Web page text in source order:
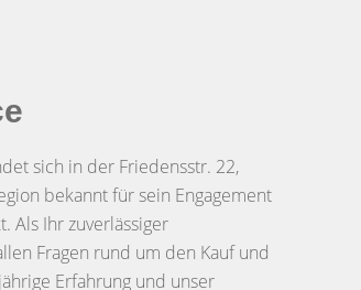
sich in der Friedensstr. 22,
bekannt für sein Engagement
Als Ihr zuverlässiger
Fragen rund um den Kauf und
Erfahrung und unser